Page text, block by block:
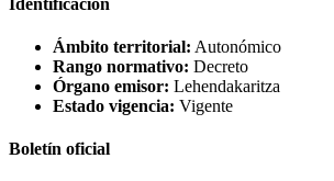
Ámbito territorial: Autonómico
Rango normativo: Decreto
Órgano emisor: Lehendakaritza
Estado vigencia: Vigente
Boletín oficial